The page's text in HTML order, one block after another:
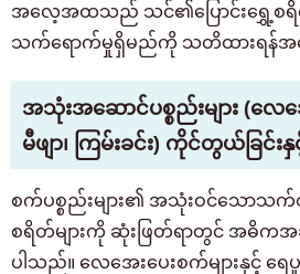
အလေ့အထသည် သင်၏ပြောင်းရွှေ့စ
သက်ရောက်မှုရှိမည်ကို သတိထားရန်အရ
အသုံးအဆောင်ပစ္စည်းများ (လေ
မီဖျာ၊ ကြမ်းခင်း) ကိုင်တွယ်ခြင်
စက်ပစ္စည်းများ၏ အသုံးဝင်သောသက်
စရိတ်များကို ဆုံးဖြတ်ရာတွင် အဓိကအ
ပါသည်။ လေအေးပေးစက်များနှင့် ရ